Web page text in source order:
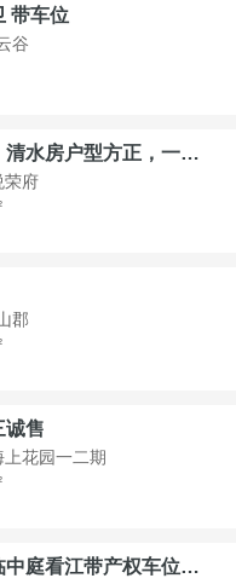
带车位
谷
悦荣府套四户型，清水房户型方正，一口价94，8
荣府
郡
诚售
花园一二期
峰景里套四双卫临中庭看江带产权车位诚售